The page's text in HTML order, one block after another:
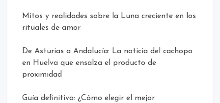
Mitos y realidades sobre la Luna creciente en los
rituales de amor
De Asturias a Andalucía: La noticia del cachopo
en Huelva que ensalza el producto de
proximidad
Guía definitiva: ¿Cómo elegir el mejor